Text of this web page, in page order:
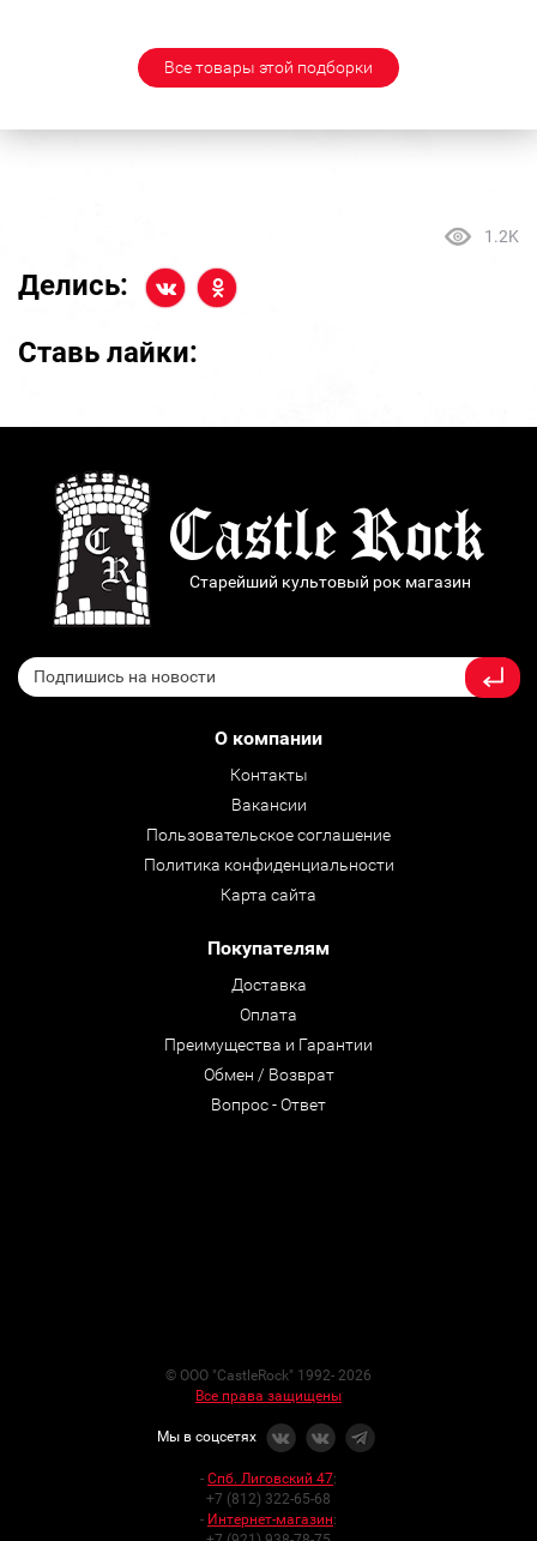
Все товары этой подборки
1.2K
Делись:
Ставь лайки:
Старейший культовый рок магазин
О компании
Контакты
Вакансии
Пользовательское соглашение
Политика конфиденциальности
Карта сайта
Покупателям
Доставка
Оплата
Преимущества и Гарантии
Обмен / Возврат
Вопрос - Ответ
© ООО "CastleRock" 1992- 2026
Все права защищены
Мы в соцсетях
- Спб. Лиговский 47:
+7 (812) 322-65-68
- Интернет-магазин: